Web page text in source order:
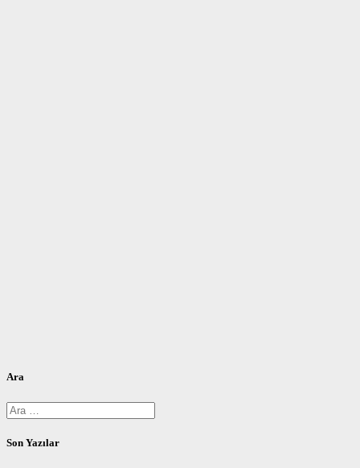
Ara
Arama:
Son Yazılar